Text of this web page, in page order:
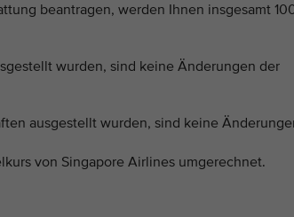
beantragen, werden Ihnen insgesamt
wurden, sind keine Änderungen der
ausgestellt wurden, sind keine
von Singapore Airlines umgerechnet.